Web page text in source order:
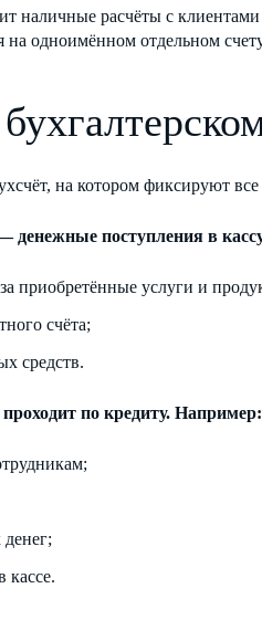
наличные расчёты с
одноимённом отдельном
на котором фиксируют все
денежные поступления в
приобретённые услуги и
счёта;
средств.
проходит по кредиту. Например:
кассе.